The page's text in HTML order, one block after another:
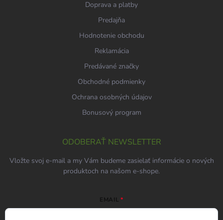
Doprava a platby
Predajňa
Hodnotenie obchodu
Reklamácia
Predávané značky
Obchodné podmienky
Ochrana osobných údajov
Bonusový program
ODOBERAŤ NEWSLETTER
Vložte svoj e-mail a my Vám budeme zasielať informácie o nových
produktoch na našom e-shope.
EMAIL